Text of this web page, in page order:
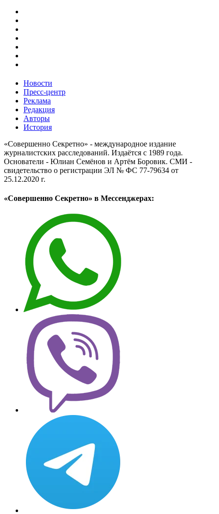
Новости
Пресс-центр
Реклама
Редакция
Авторы
История
«Совершенно Секретно» - международное издание
журналистских расследований. Издаётся с 1989 года.
Основатели - Юлиан Семёнов и Артём Боровик. CМИ -
свидетельство о регистрации ЭЛ № ФС 77-79634 от
25.12.2020 г.
«Совершенно Секретно» в Мессенджерах: